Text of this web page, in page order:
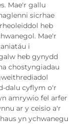
Mae'r gallu
sicrhae
heb
Mae'r
i
heb gynydd
chostyngiadau
dalu cyflym o'r
amrywio fel arfer
ar y ceisio a'r
yn ychwanegu